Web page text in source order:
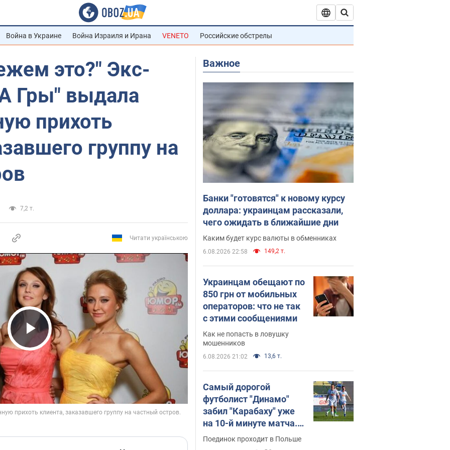
Война в Украине Война Израиля и Ирана VENETO Российские обстрелы
это?" Экс-
Гры" выдала
прихоть
группу на
7,2 т.
Читати українською
Play Video
Важное
Банки "готовятся" к новому курсу
доллара: украинцам рассказали,
чего ожидать в ближайшие дни
Каким будет курс валюты в обменниках
6.08.2026 22:58 149,2 т.
Украинцам обещают по
850 грн от мобильных
операторов: что не так
с этими сообщениями
Как не попасть в ловушку
мошенников
6.08.2026 21:02 13,6 т.
Самый дорогой
футболист "Динамо"
забил "Карабаху" уже
на 10-й минуте матча.
Видео
Поединок проходит в Польше